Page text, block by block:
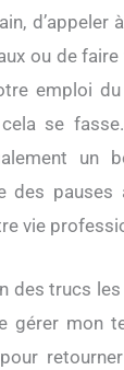
ou de
emploi
se
un
des pauses
vie
des trucs
gérer mon